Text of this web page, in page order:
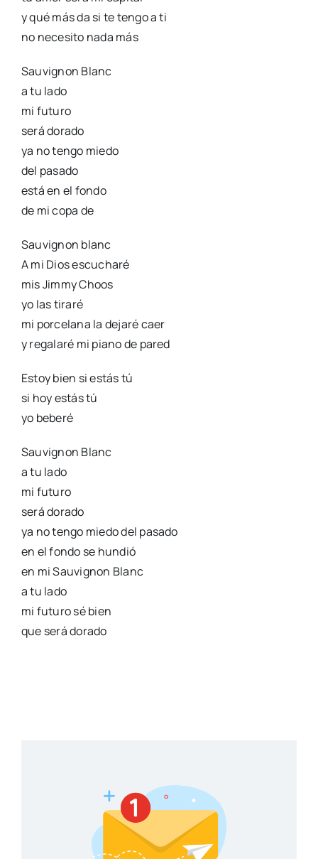
y qué más da si te tengo a ti
no necesito nada más
Sauvignon Blanc
a tu lado
mi futuro
será dorado
ya no tengo miedo
del pasado
está en el fondo
de mi copa de
Sauvignon blanc
A mi Dios escucharé
mis Jimmy Choos
yo las tiraré
mi porcelana la dejaré caer
y regalaré mi piano de pared
Estoy bien si estás tú
si hoy estás tú
yo beberé
Sauvignon Blanc
a tu lado
mi futuro
será dorado
ya no tengo miedo del pasado
en el fondo se hundió
en mi Sauvignon Blanc
a tu lado
mi futuro sé bien
que será dorado